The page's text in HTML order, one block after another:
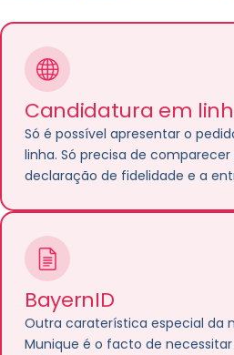
Candidatura em
Só é possível apresentar o
linha. Só precisa de
declaração de fidelidade e a
BayernID
Outra caraterística especial da
Munique é o facto de necessitar